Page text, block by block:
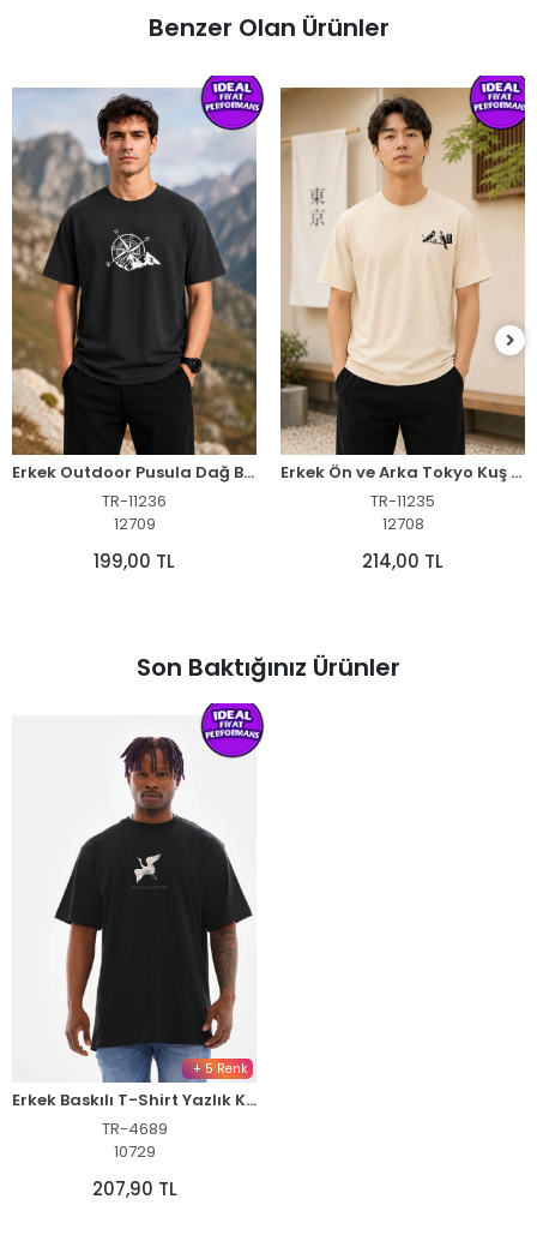
Benzer Olan Ürünler
Erkek Outdoor Pusula Dağ Baskılı Kısa Kollu Oversize T-Shirt - Siyah
TR-11236
12709
199,00 TL
Erkek Ön ve Arka Tokyo Kuş Çiçek Baskılı Oversize T-Shirt - Ekru
TR-11235
12708
214,00 TL
Son Baktığınız Ürünler
+ 5 Renk
Erkek Baskılı T-Shirt Yazlık Kısa Kol Bisiklet Yaka Tişört - Siyah
TR-4689
10729
207,90 TL